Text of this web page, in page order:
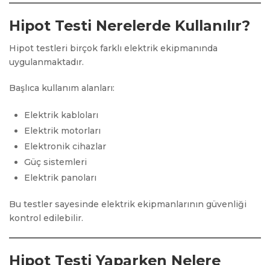
Hipot Testi Nerelerde Kullanılır?
Hipot testleri birçok farklı elektrik ekipmanında
uygulanmaktadır.
Başlıca kullanım alanları:
Elektrik kabloları
Elektrik motorları
Elektronik cihazlar
Güç sistemleri
Elektrik panoları
Bu testler sayesinde elektrik ekipmanlarının güvenliği
kontrol edilebilir.
Hipot Testi Yaparken Nelere